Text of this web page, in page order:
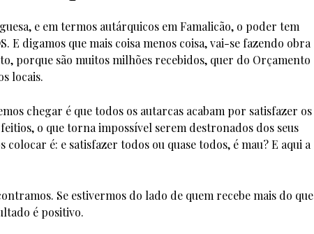
e em termos autárquicos em Famalicão, o poder tem
E digamos que mais coisa menos coisa, vai-se fazendo obra
porque são muitos milhões recebidos, quer do Orçamento
locais.
chegar é que todos os autarcas acabam por satisfazer os
o que torna impossível serem destronados dos seus
colocar é: e satisfazer todos ou quase todos, é mau? E aqui a
Se estivermos do lado de quem recebe mais do que
é positivo.